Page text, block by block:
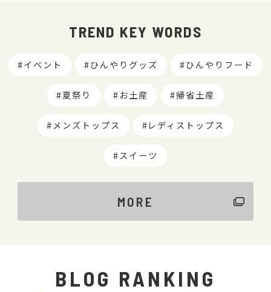
TREND KEY WORDS
イベント ひんやりグッズ ひんやりフード
夏祭り お土産 帰省土産
メンズトップス レディストップス
スイーツ
MORE
BLOG RANKING